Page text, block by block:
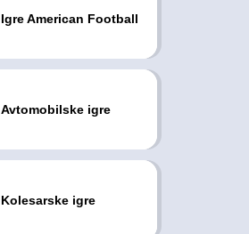
Igre American Football
Avtomobilske igre
Kolesarske igre